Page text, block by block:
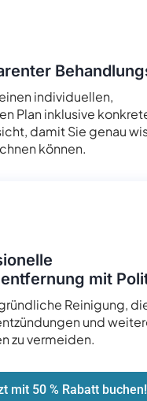
individuellen,
Plan inklusive
damit Sie genau
können.
mit
Reinigung,
und
zu vermeiden.
mit 50 % Rabatt buchen!